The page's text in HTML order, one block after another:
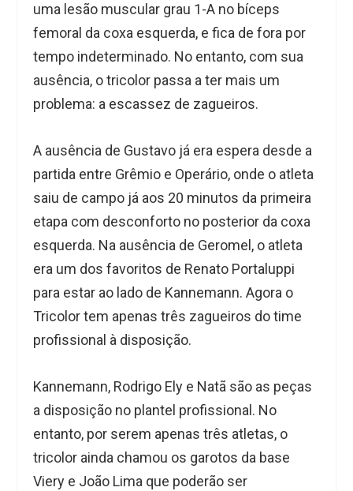
uma lesão muscular grau 1-A no bíceps
femoral da coxa esquerda, e fica de fora por
tempo indeterminado. No entanto, com sua
ausência, o tricolor passa a ter mais um
problema: a escassez de zagueiros.
A ausência de Gustavo já era espera desde a
partida entre Grêmio e Operário, onde o atleta
saiu de campo já aos 20 minutos da primeira
etapa com desconforto no posterior da coxa
esquerda. Na ausência de Geromel, o atleta
era um dos favoritos de Renato Portaluppi
para estar ao lado de Kannemann. Agora o
Tricolor tem apenas três zagueiros do time
profissional à disposição.
Kannemann, Rodrigo Ely e Natã são as peças
a disposição no plantel profissional. No
entanto, por serem apenas três atletas, o
tricolor ainda chamou os garotos da base
Viery e João Lima que poderão ser